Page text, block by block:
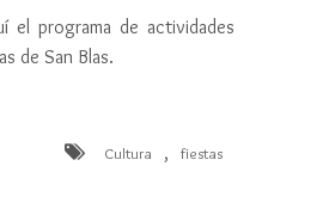
el programa de actividades
de San Blas.
Cultura , fiestas